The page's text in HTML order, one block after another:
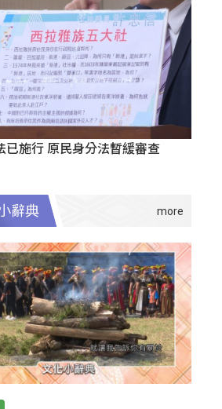
已施行 原民身分法暫緩審查
辭典